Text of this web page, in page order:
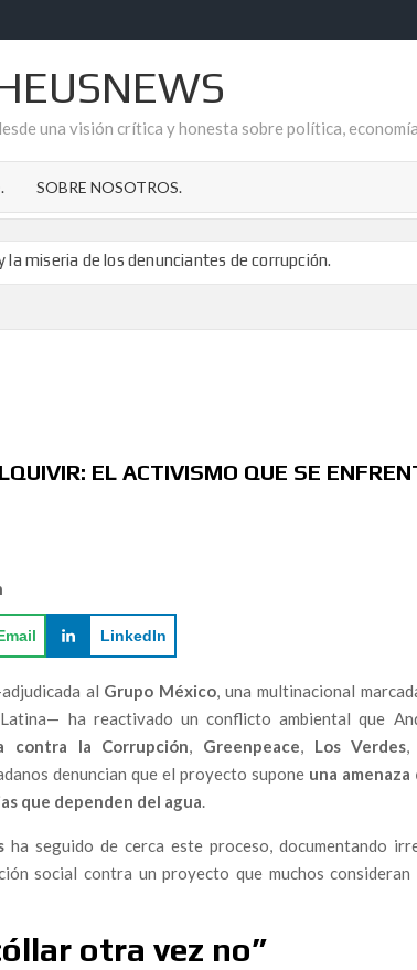
una visión crítica y honesta sobre política,
SOBRE NOSOTROS.
la miseria de los denunciantes de corrupción.
de los delitos de pederastia
QUE SE ENFRENTA AL ECOCIDIO DE
el impacto real de las macrogranjas en el Levante
como el nuevo folclore de la resistencia.
Audit for Marine Insurers in the Strait of Gibraltar.
emergente: un informe alerta del impacto del
civil
del Capitán Araña”: una nueva etapa para la sátira
EL ACTIVISMO QUE SE
LinkedIn
al Grupo México, una multinacional
ha reactivado un conflicto ambiental que
contra la Corrupción, Greenpeace, Los Verdes,
denuncian que el proyecto supone una
que dependen del agua.
ha seguido de cerca este proceso, documentando
social contra un proyecto que muchos consideran
otra vez no”